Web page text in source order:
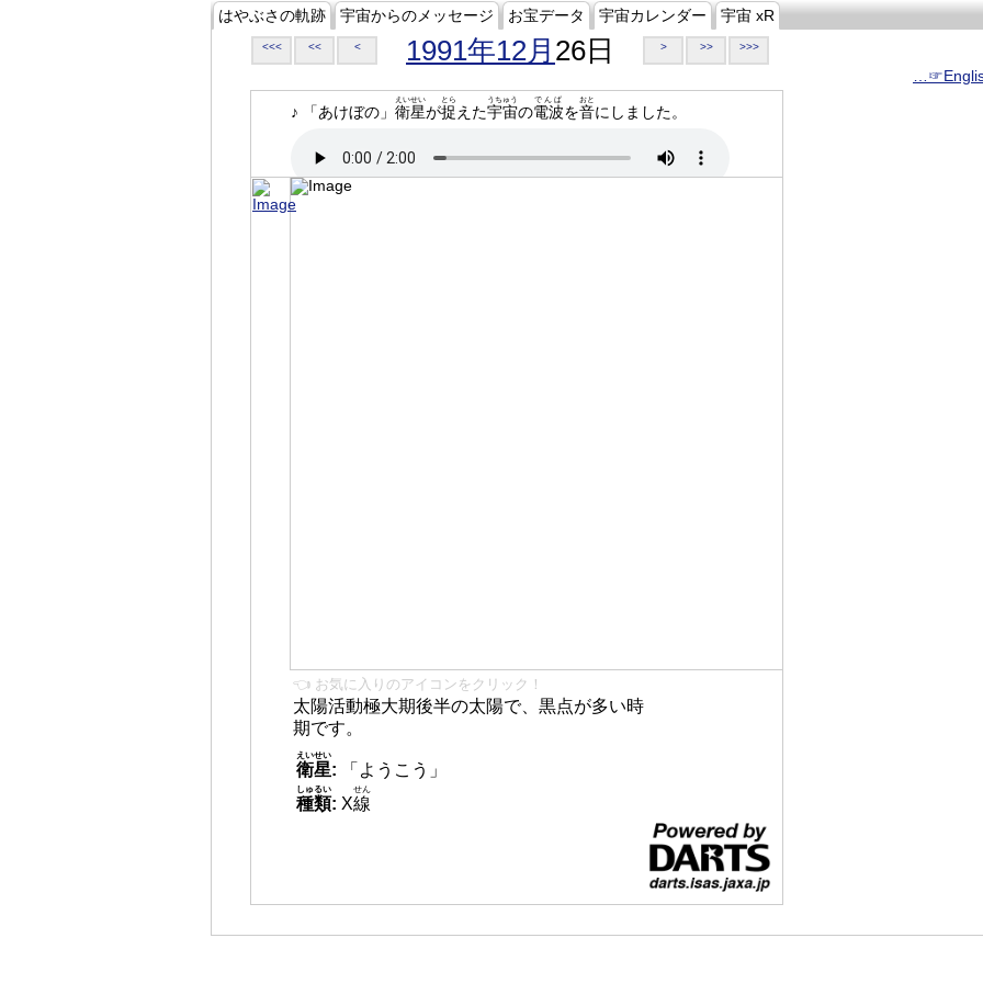
はやぶさの軌跡 宇宙からのメッセージ お宝データ 宇宙カレンダー 宇宙 xR
<<< << < 1991年12月 26日 > >> >>>
♪ 「あけぼの」 衛星
えいせい
が捉
とら
えた宇宙
うちゅう
の電波
でんぱ
を音
おと
にしました。
👈 お気に入りのアイコンをクリック！
太陽活動極大期後半の太陽で、黒点が多い時
期です。
衛星
えいせい
:
「ようこう」
種類
しゅるい
: X線
せん